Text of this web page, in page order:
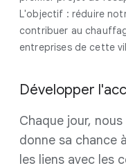
L'objectif : réduire
contribuer au
entreprises de cette
Développer
Chaque jour,
donne sa chance
les liens avec les